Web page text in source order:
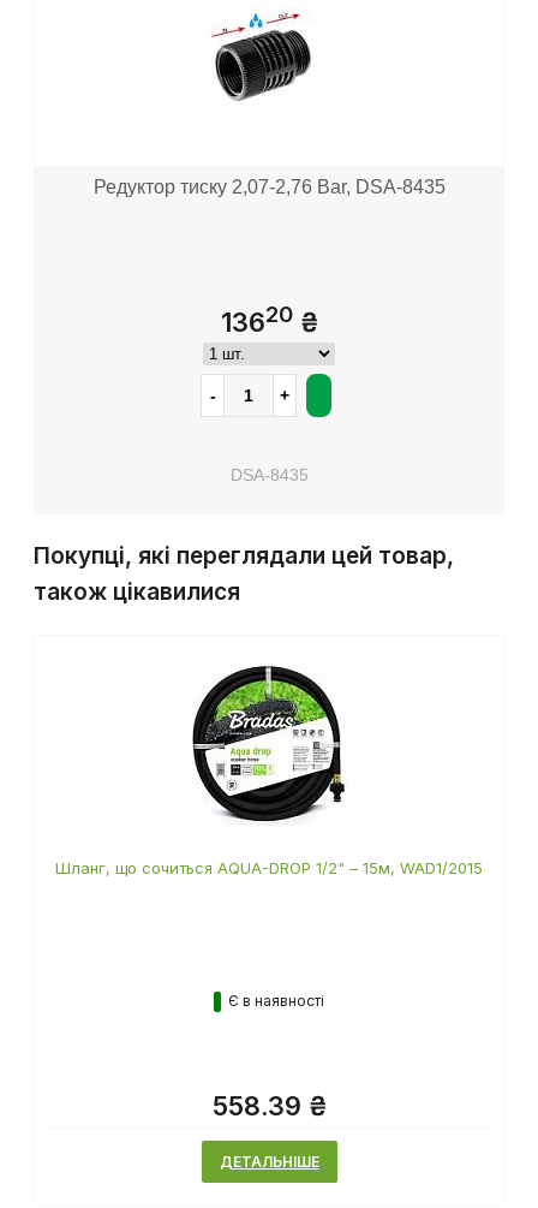
Редуктор тиску 2,07-2,76 Bar, DSA-8435
13620₴
DSA-8435
Покупці, які переглядали цей товар,
також цікавилися
Шланг, що сочиться AQUA-DROP 1/2" – 15м, WAD1/2015
Є в наявності
558.39 ₴
ДЕТАЛЬНІШЕ